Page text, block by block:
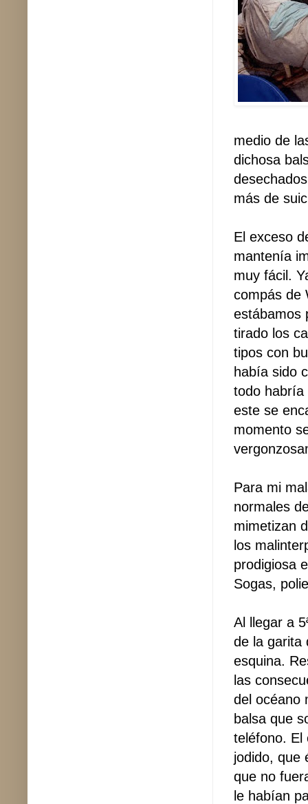
medio de
dichosa
más de
El exceso
mantenía
muy fácil.
compás de
estábamos
tirado los
tipos con
había sido
todo habría
este se
momento
Para mi
normales
mimetizan
los
prodigiosa
Sogas,
Al llegar a
de la garita
esquina.
las
del océano
balsa que
teléfono. El
jodido, que
que no
le habían